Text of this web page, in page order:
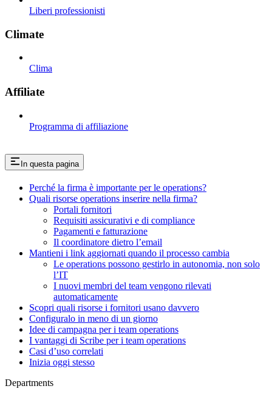
Liberi professionisti
Climate
Clima
Affiliate
Programma di affiliazione
In questa pagina
Perché la firma è importante per le operations?
Quali risorse operations inserire nella firma?
Portali fornitori
Requisiti assicurativi e di compliance
Pagamenti e fatturazione
Il coordinatore dietro l’email
Mantieni i link aggiornati quando il processo cambia
Le operations possono gestirlo in autonomia, non solo
l’IT
I nuovi membri del team vengono rilevati
automaticamente
Scopri quali risorse i fornitori usano davvero
Configuralo in meno di un giorno
Idee di campagna per i team operations
I vantaggi di Scribe per i team operations
Casi d’uso correlati
Inizia oggi stesso
Departments